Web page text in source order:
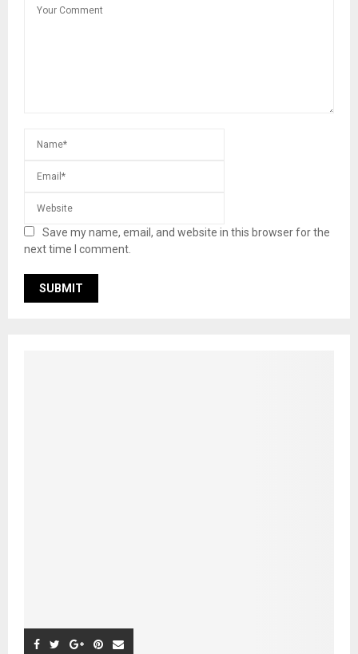
Save my name, email, and website in this browser for the
next time I comment.